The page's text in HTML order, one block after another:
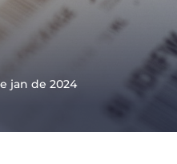
jan de 2024